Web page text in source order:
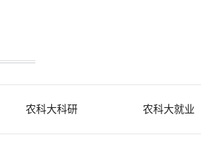
农科大科研 农科大就业